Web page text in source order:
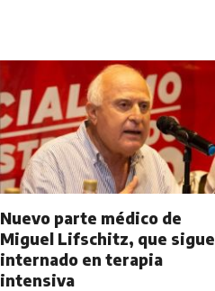
Nuevo parte médico de
Miguel Lifschitz, que sigue
internado en terapia
intensiva